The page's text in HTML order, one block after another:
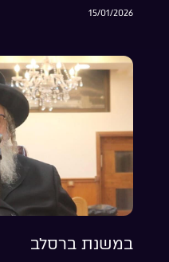
15/01/2026
במשנת ברסלב